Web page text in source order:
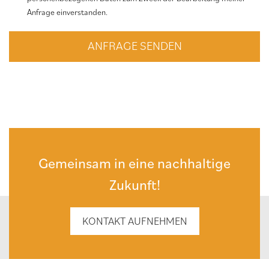
Anfrage einverstanden.
ANFRAGE SENDEN
Gemeinsam in eine nachhaltige
Zukunft!
KONTAKT AUFNEHMEN